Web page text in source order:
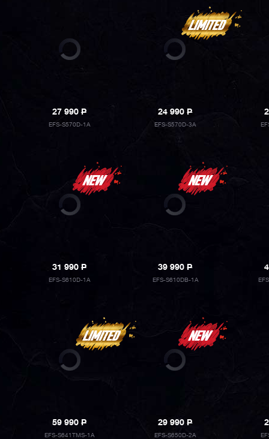
27 990P
EFS-S570D-1A
24 990P
EFS-S570D-3A
31 990P
EFS-S610D-1A
39 990P
EFS-S610DB-1A
59 990P
EFS-S641TMS-1A
29 990P
EFS-S650D-2A